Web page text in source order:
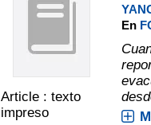
Article : texto
impreso
En